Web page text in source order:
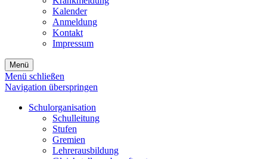
Kalender
Anmeldung
Kontakt
Impressum
Menü
Menü schließen
Navigation überspringen
Schulorganisation
Schulleitung
Stufen
Gremien
Lehrerausbildung